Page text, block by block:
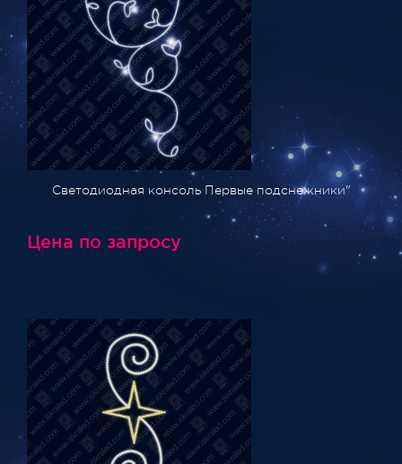
Светодиодная консоль Первые подснежники"
Цена по запросу